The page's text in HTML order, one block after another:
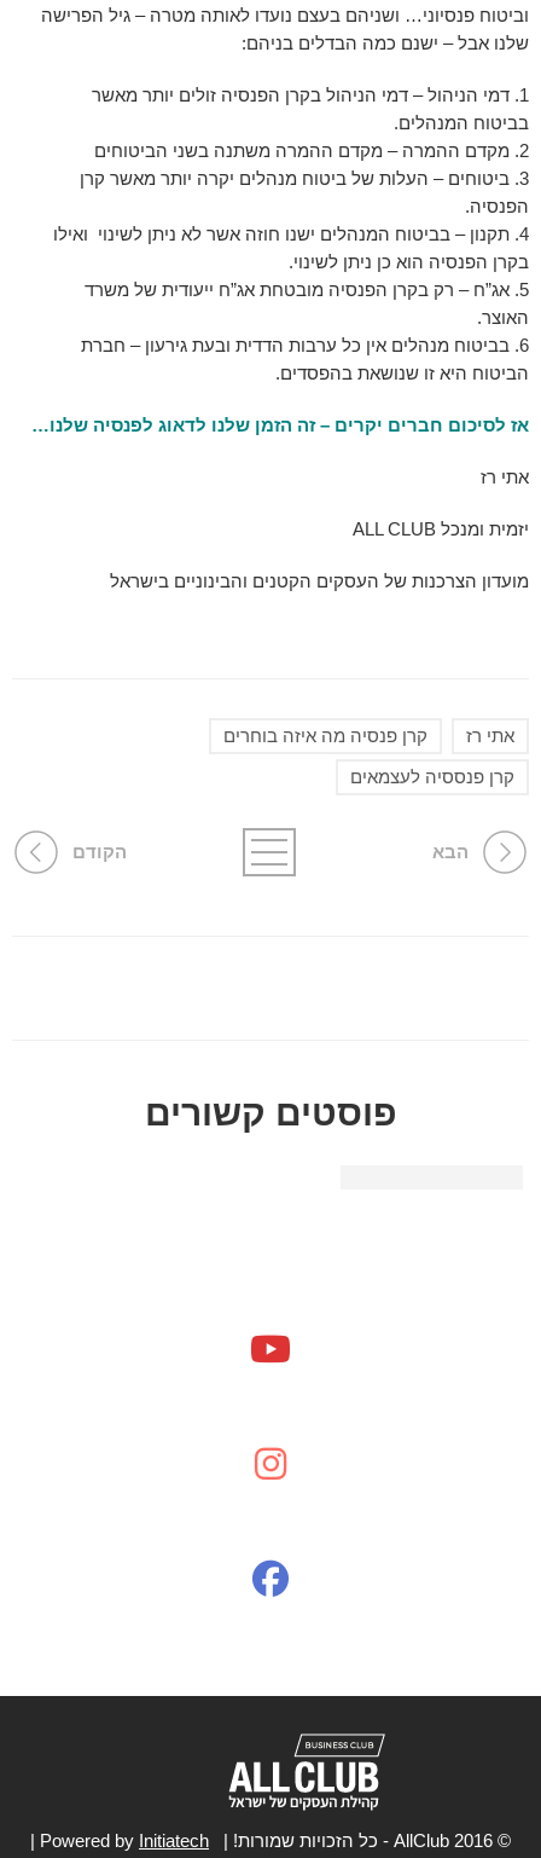
וביטוח פנסיוני… ושניהם בעצם נועדו לאותה מטרה – גיל הפרישה
שלנו אבל – ישנם כמה הבדלים בניהם:
דמי הניהול – דמי הניהול בקרן הפנסיה זולים יותר מאשר
בביטוח המנהלים.
מקדם ההמרה – מקדם ההמרה משתנה בשני הביטוחים
ביטוחים – העלות של ביטוח מנהלים יקרה יותר מאשר קרן
הפנסיה.
תקנון – בביטוח המנהלים ישנו חוזה אשר לא ניתן לשינוי ואילו
בקרן הפנסיה הוא כן ניתן לשינוי.
אג”ח – רק בקרן הפנסיה מובטחת אג”ח ייעודית של משרד
האוצר.
בביטוח מנהלים אין כל ערבות הדדית ובעת גירעון – חברת
הביטוח היא זו שנושאת בהפסדים.
אז לסיכום חברים יקרים – זה הזמן שלנו לדאוג לפנסיה שלנו…
אתי רז
יזמית ומנכל ALL CLUB
מועדון הצרכנות של העסקים הקטנים והבינוניים בישראל
אתי רז קרן פנסיה מה איזה בוחרים
קרן פנססיה לעצמאים
הקודם הבא
פוסטים קשורים
© 2016 AllClub - כל הזכויות שמורות! | Powered by Initiatech